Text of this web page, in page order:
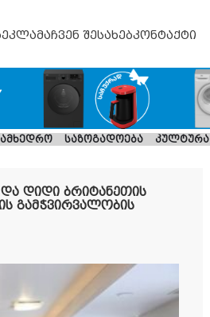
ჩვენ შესახებკონტაქტი
საზოგადოება კულტურა
და დიდი ბრიტანეთის
გამჭვირვალობის